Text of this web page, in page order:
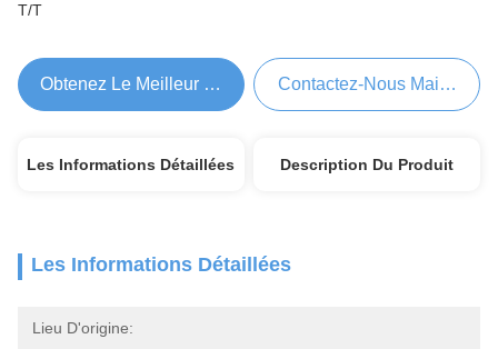
T/T
Obtenez Le Meilleur Prix Contactez-Nous Maintenant
Les Informations Détaillées Description Du Produit
Les Informations Détaillées
Lieu D'origine: